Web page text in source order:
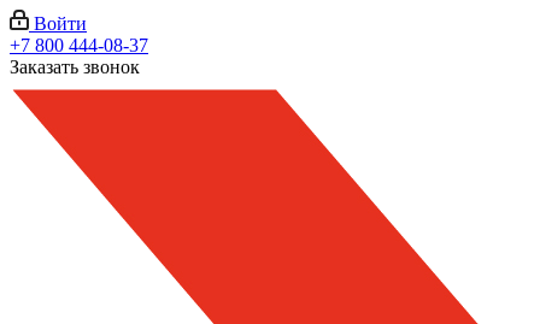
Войти
+7 800 444-08-37
Заказать звонок